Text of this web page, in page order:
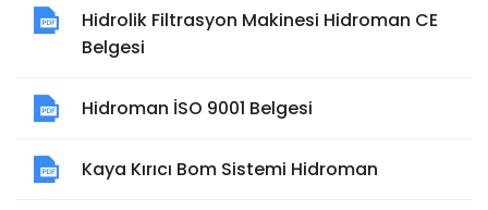
Hidrolik Filtrasyon Makinesi Hidroman CE
Belgesi
Hidroman İSO 9001 Belgesi
Kaya Kırıcı Bom Sistemi Hidroman